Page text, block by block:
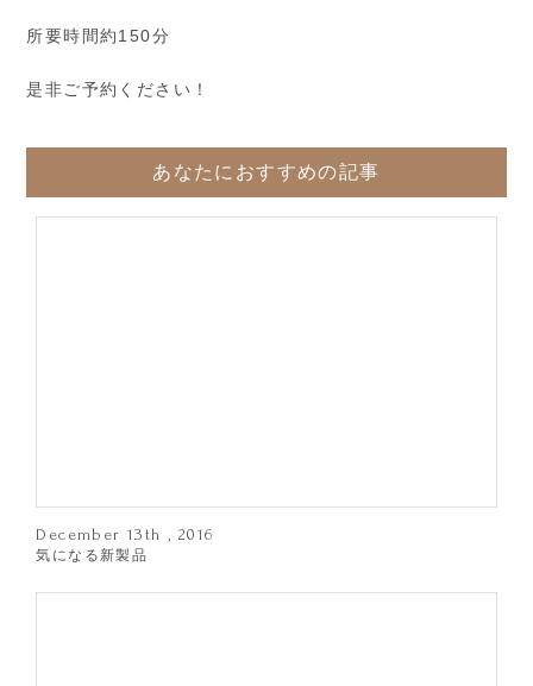
所要時間約150分
是非ご予約ください！
あなたにおすすめの記事
December 13th , 2016
気になる新製品